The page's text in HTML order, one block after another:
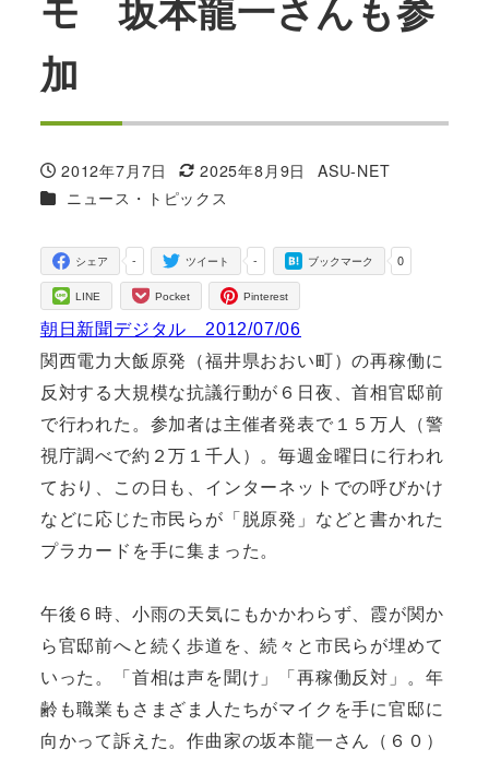
モ 坂本龍一さんも参
加
投稿日
2012年7月7日
更新日
2025年8月9日
著
ASU-NET
カテゴリー
ニュース・トピックス
-
シェア -
ツイート 0
ブックマーク
LINE Pocket Pinterest
朝日新聞デジタル 2012/07/06
関西電力大飯原発（福井県おおい町）の再稼働に
反対する大規模な抗議行動が６日夜、首相官邸前
で行われた。参加者は主催者発表で１５万人（警
視庁調べで約２万１千人）。毎週金曜日に行われ
ており、この日も、インターネットでの呼びかけ
などに応じた市民らが「脱原発」などと書かれた
プラカードを手に集まった。
午後６時、小雨の天気にもかかわらず、霞が関か
ら官邸前へと続く歩道を、続々と市民らが埋めて
いった。「首相は声を聞け」「再稼働反対」。年
齢も職業もさまざま人たちがマイクを手に官邸に
向かって訴えた。作曲家の坂本龍一さん（６０）